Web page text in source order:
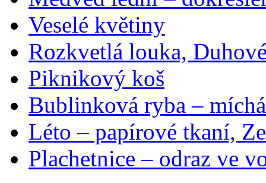
Veselé květiny
Rozkvetlá louka,
Piknikový koš
Bublinková ryba –
Léto – papírové tkaní,
Plachetnice – odraz ve